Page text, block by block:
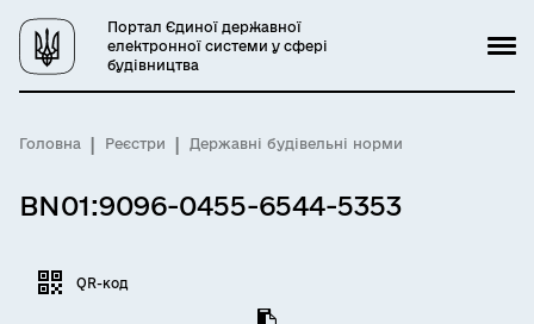
Портал Єдиної державної
електронної системи у сфері
будівництва
Головна Реєстри Державні будівельні норми
BN01:9096-0455-6544-5353
QR-код